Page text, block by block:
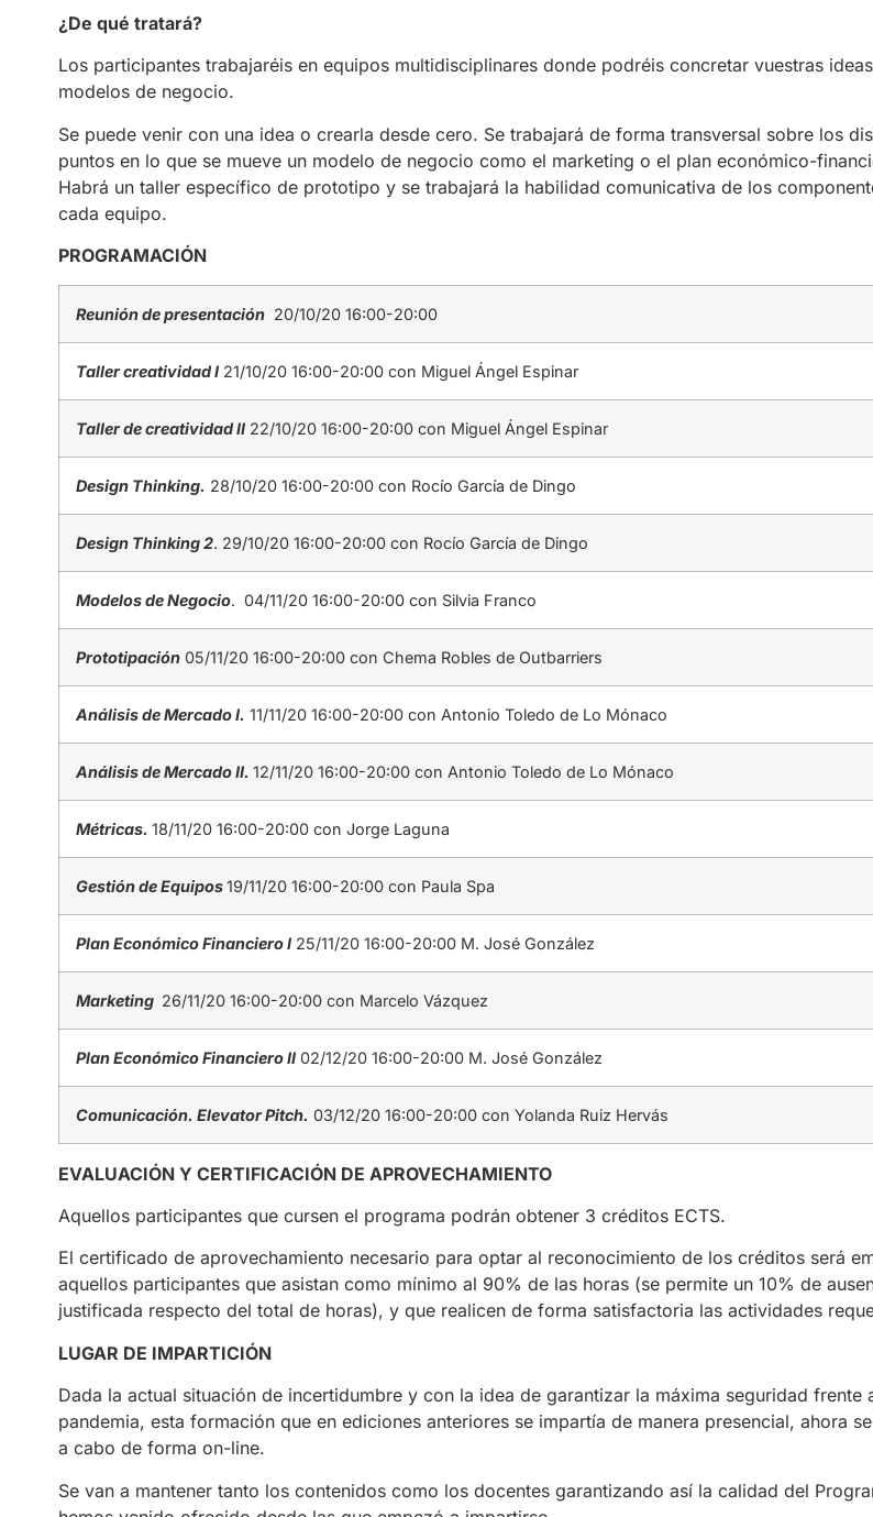
¿De qué tratará?
Los participantes trabajaréis en equipos multidisciplinares donde podréis concretar vuestras
modelos de negocio.
Se puede venir con una idea o crearla desde cero. Se trabajará de forma transversal sobre los
puntos en lo que se mueve un modelo de negocio como el marketing o el plan económico-
Habrá un taller específico de prototipo y se trabajará la habilidad comunicativa de los
cada equipo.
PROGRAMACIÓN
Reunión de presentación 20/10/20 16:00-20:00
Taller creatividad I21/10/20 16:00-20:00 con Miguel Ángel Espinar
Taller de creatividad II22/10/20 16:00-20:00 con Miguel Ángel Espinar
Design Thinking. 28/10/20 16:00-20:00 con Rocío García de Dingo
Design Thinking 2. 29/10/20 16:00-20:00 con Rocío García de Dingo
Modelos de Negocio. 04/11/20 16:00-20:00 con Silvia Franco
Prototipación05/11/20 16:00-20:00 con Chema Robles de Outbarriers
Análisis de Mercado I. 11/11/20 16:00-20:00 con Antonio Toledo de Lo Mónaco
Análisis de Mercado II. 12/11/20 16:00-20:00 con Antonio Toledo de Lo Mónaco
Métricas. 18/11/20 16:00-20:00 con Jorge Laguna
Gestión de Equipos19/11/20 16:00-20:00 con Paula Spa
Plan Económico Financiero I25/11/20 16:00-20:00 M. José González
Marketing 26/11/20 16:00-20:00 con Marcelo Vázquez
Plan Económico Financiero II02/12/20 16:00-20:00 M. José González
Comunicación. Elevator Pitch. 03/12/20 16:00-20:00 con Yolanda Ruiz Hervás
EVALUACIÓN Y CERTIFICACIÓN DE APROVECHAMIENTO
Aquellos participantes que cursen el programa podrán obtener 3 créditos ECTS.
El certificado de aprovechamiento necesario para optar al reconocimiento de los créditos será
aquellos participantes que asistan como mínimo al 90% de las horas (se permite un 10% de
justificada respecto del total de horas), y que realicen de forma satisfactoria las actividades
LUGAR DE IMPARTICIÓN
Dada la actual situación de incertidumbre y con la idea de garantizar la máxima seguridad frente
pandemia, esta formación que en ediciones anteriores se impartía de manera presencial, ahora
a cabo de forma on-line.
Se van a mantener tanto los contenidos como los docentes garantizando así la calidad del